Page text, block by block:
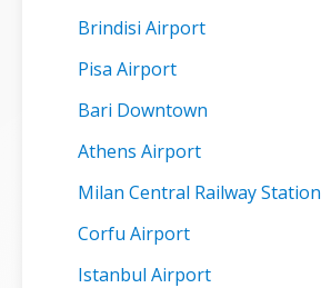
Brindisi Airport
Pisa Airport
Bari Downtown
Athens Airport
Milan Central Railway Station
Corfu Airport
Istanbul Airport